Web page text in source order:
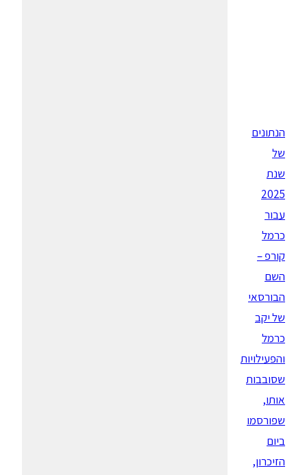
הנתונים
של
שנת
2025
עבור
כרמל
קורפ –
השם
הבורסאי
של יקב
כרמל
והפעילויות
שסובבות
אותו,
שפורסמו
ביום
הזיכרון,